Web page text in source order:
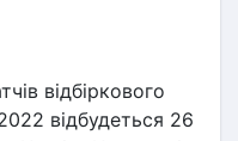
відбіркового
відбудеться 26